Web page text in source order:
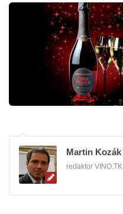
Martin Kozák
redaktor VINO.TK